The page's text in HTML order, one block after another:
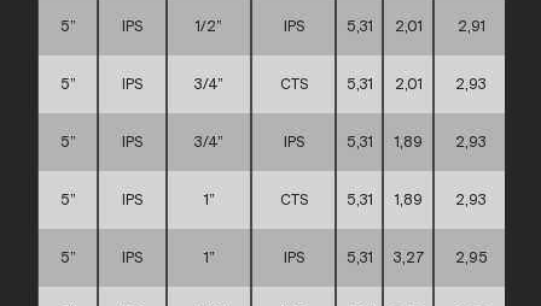
5” IPS 1/2” IPS 5,31 2,01 2,91
5” IPS 3/4” CTS 5,31 2,01 2,93
5” IPS 3/4” IPS 5,31 1,89 2,93
5” IPS 1” CTS 5,31 1,89 2,93
5” IPS 1” IPS 5,31 3,27 2,95